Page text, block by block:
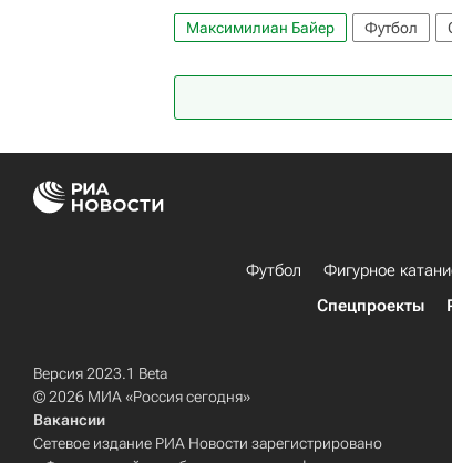
Максимилиан Байер Футбол
Футбол Фигурное
Спецпроекты
Версия 2023.1 Beta
© 2026 МИА «Россия сегодня»
Вакансии
Сетевое издание РИА Новости зарегистрировано